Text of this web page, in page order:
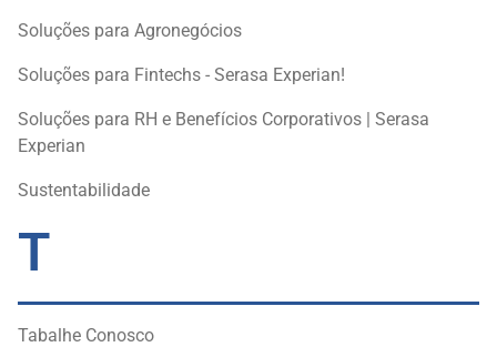
Soluções para Agronegócios
Soluções para Fintechs - Serasa Experian!
Soluções para RH e Benefícios Corporativos | Serasa
Experian
Sustentabilidade
T
Tabalhe Conosco